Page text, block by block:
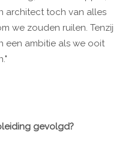
architect toch van alles
we zouden ruilen. Tenzij
een ambitie als we ooit
gevolgd?